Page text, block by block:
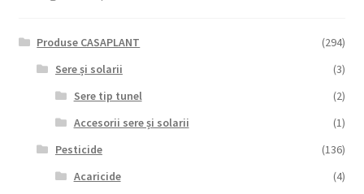
Produse CASAPLANT
(294)
Sere și solarii
(3)
Sere tip tunel
(2)
Accesorii sere și solarii
(1)
Pesticide
(136)
Acaricide
(4)